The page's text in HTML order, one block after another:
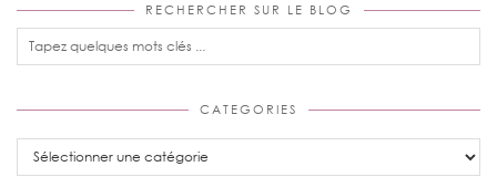
RECHERCHER SUR LE BLOG
CATEGORIES
Categories